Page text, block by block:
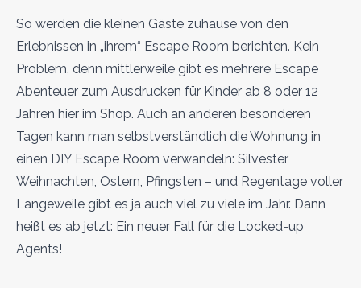
So werden die kleinen Gäste zuhause von den
Erlebnissen in „ihrem“ Escape Room berichten. Kein
Problem, denn mittlerweile gibt es mehrere Escape
Abenteuer zum Ausdrucken für Kinder ab 8 oder 12
Jahren hier im Shop. Auch an anderen besonderen
Tagen kann man selbstverständlich die Wohnung in
einen DIY Escape Room verwandeln: Silvester,
Weihnachten, Ostern, Pfingsten – und Regentage voller
Langeweile gibt es ja auch viel zu viele im Jahr. Dann
heißt es ab jetzt: Ein neuer Fall für die Locked-up
Agents!